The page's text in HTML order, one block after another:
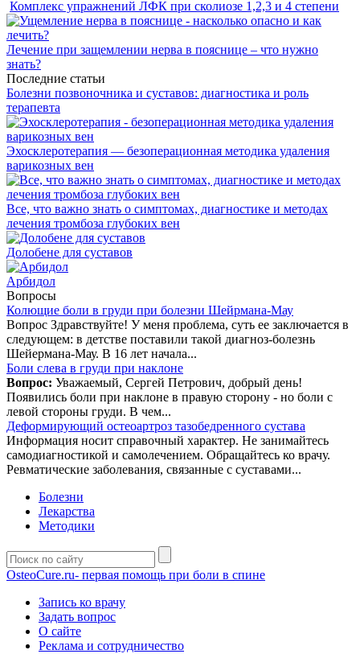
Комплекс упражнений ЛФК при сколиозе 1,2,3 и 4 степени
Лечение при защемлении нерва в пояснице – что нужно
знать?
Последние статьи
Болезни позвоночника и суставов: диагностика и роль
терапевта
Эхосклеротерапия — безоперационная методика удаления
варикозных вен
Все, что важно знать о симптомах, диагностике и методах
лечения тромбоза глубоких вен
Долобене для суставов
Арбидол
Вопросы
Колющие боли в груди при болезни Шейрмана-Мау
Вопрос Здравствуйте! У меня проблема, суть ее заключается в
следующем: в детстве поставили такой диагноз-болезнь
Шейермана-Мау. В 16 лет начала...
Боли слева в груди при наклоне
Вопрос: Уважаемый, Сергей Петрович, добрый день!
Появились боли при наклоне в правую сторону - но боли с
левой стороны груди. В чем...
Деформирующий остеоартроз тазобедренного сустава
Информация носит справочный характер. Не занимайтесь
самодиагностикой и самолечением. Обращайтесь ко врачу.
Ревматические заболевания, связанные с суставами...
Болезни
Лекарства
Методики
OsteoCure.ru- первая помощь при боли в спине
Запись ко врачу
Задать вопрос
О сайте
Реклама и сотрудничество